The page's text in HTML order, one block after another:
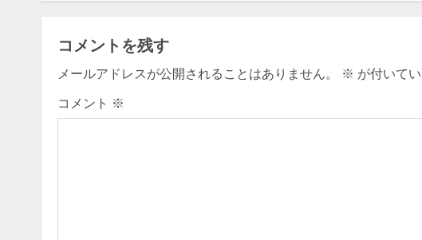
i
n
u
コメントを残す
メールアドレスが公開されることはありません。 ※ が付いて
コメント ※